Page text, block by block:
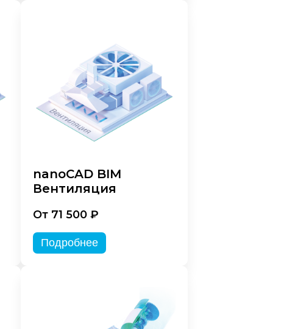
nanoCAD BIM
Вентиляция
От 71 500 ₽
Подробнее